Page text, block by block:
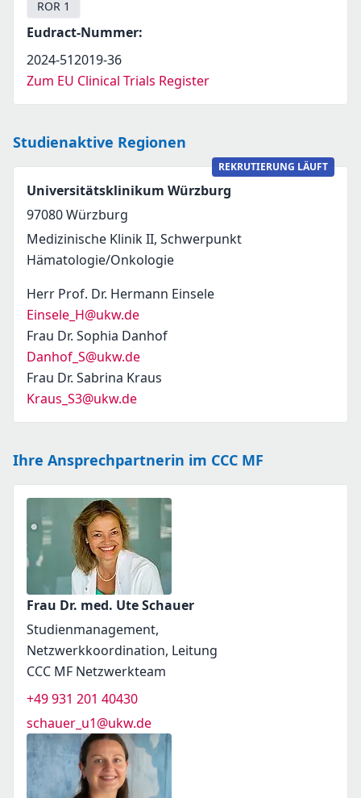
ROR 1
Eudract-Nummer:
2024-512019-36
Zum EU Clinical Trials Register
Studienaktive Regionen
REKRUTIERUNG LÄUFT
Universitätsklinikum Würzburg
97080Würzburg
Medizinische Klinik II, Schwerpunkt
Hämatologie/Onkologie
Herr Prof. Dr. Hermann Einsele
Einsele_H@ukw.de
Frau Dr. Sophia Danhof
Danhof_S@ukw.de
Frau Dr. Sabrina Kraus
Kraus_S3@ukw.de
Ihre Ansprechpartnerin im CCC MF
Frau Dr. med. Ute Schauer
Studienmanagement,
Netzwerkkoordination, Leitung
CCC MF Netzwerkteam
+49 931 201 40430
schauer_u1@ukw.de